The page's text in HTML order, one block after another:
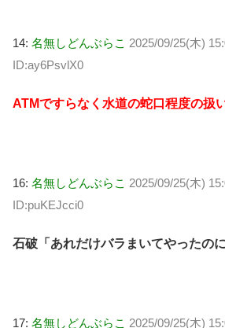
14: 名無しどんぶらこ 2025/09/25(木)
ID:ay6PsvlX0
ATMですらなく水道の蛇口程度の扱
16: 名無しどんぶらこ 2025/09/25(木)
ID:puKEJcci0
石破「あれだけバラまいてやったの
17: 名無しどんぶらこ 2025/09/25(木)